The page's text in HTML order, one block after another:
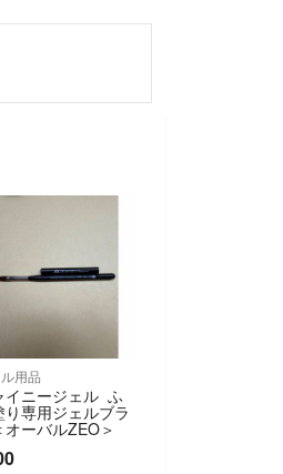
用品
イニージェル ふ
り専用ジェルブラ
オーバルZEO＞